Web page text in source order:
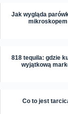
Jak wygląda
mikroskopem
818 tequila: gdzie
wyjątkową
Co to jest